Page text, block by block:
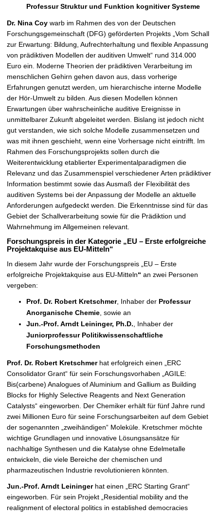
ProfessurStruktur und Funktion kognitiver Systeme
Dr. Nina Coy warb im Rahmen des von der Deutschen
Forschungsgemeinschaft (DFG) geförderten Projekts „Vom Schall
zur Erwartung: Bildung, Aufrechterhaltung und flexible Anpassung
von prädiktiven Modellen der auditiven Umwelt“ rund 314.000
Euro ein. Moderne Theorien der prädiktiven Verarbeitung im
menschlichen Gehirn gehen davon aus, dass vorherige
Erfahrungen genutzt werden, um hierarchische interne Modelle
der Hör-Umwelt zu bilden. Aus diesen Modellen können
Erwartungen über wahrscheinliche auditive Ereignisse in
unmittelbarer Zukunft abgeleitet werden. Bislang ist jedoch nicht
gut verstanden, wie sich solche Modelle zusammensetzen und
was mit ihnen geschieht, wenn eine Vorhersage nicht eintrifft. Im
Rahmen des Forschungsprojekts sollen durch die
Weiterentwicklung etablierter Experimentalparadigmen die
Relevanz und das Zusammenspiel verschiedener Arten prädiktiver
Information bestimmt sowie das Ausmaß der Flexibilität des
auditiven Systems bei der Anpassung der Modelle an aktuelle
Anforderungen aufgedeckt werden. Die Erkenntnisse sind für das
Gebiet der Schallverarbeitung sowie für die Prädiktion und
Wahrnehmung im Allgemeinen relevant.
Forschungspreis in der Kategorie „EU – Erste erfolgreiche
Projektakquise aus EU-Mitteln“
In diesem Jahr wurde der Forschungspreis
„EU – Erste
erfolgreiche Projektakquise aus EU-Mitteln“ an zwei Personen
vergeben:
Prof. Dr. Robert Kretschmer, Inhaber der Professur
Anorganische Chemie , sowie an
Jun.-Prof. Arndt Leininger, Ph.D. , Inhaber der
Juniorprofessur Politikwissenschaftliche
Forschungsmethoden
Prof. Dr. Robert Kretschmerhat erfolgreich einen „ERC
Consolidator Grant“ für sein Forschungsvorhaben „AGILE:
Bis(carbene) Analogues of Aluminium and Gallium as Building
Blocks for Highly Selective Reagents and Next Generation
Catalysts“ eingeworben. Der Chemiker erhält für fünf Jahre rund
zwei Millionen Euro für seine Forschungsarbeiten auf dem Gebiet
der sogenannten „zweihändigen“ Moleküle. Kretschmer möchte
wichtige Grundlagen und innovative Lösungsansätze für
nachhaltige Synthesen und die Katalyse ohne Edelmetalle
entwickeln, die viele Bereiche der chemischen und
pharmazeutischen Industrie revolutionieren könnten.
Jun.-Prof. Arndt Leiningerhat einen „ERC Starting Grant“
eingeworben. Für sein Projekt „Residential mobility and the
realignment of electoral politics in established democracies